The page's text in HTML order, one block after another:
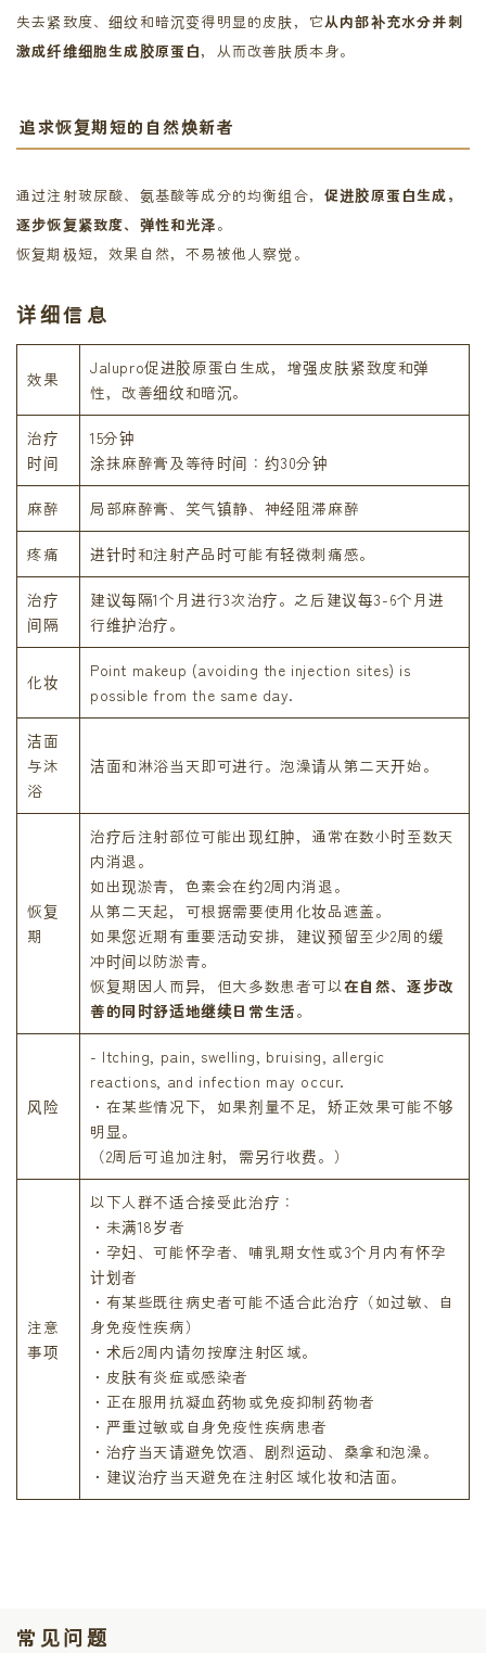
失去紧致度、细纹和暗沉变得明显的皮肤，它从内部补充水分并刺
激成纤维细胞生成胶原蛋白，从而改善肤质本身。
追求恢复期短的自然焕新者
通过注射玻尿酸、氨基酸等成分的均衡组合， 促进胶原蛋白生成，
逐步恢复紧致度、弹性和光泽。
恢复期极短，效果自然，不易被他人察觉。
详细信息
效果
Jalupro促进胶原蛋白生成，增强皮肤紧致度和弹
性，改善细纹和暗沉。
治疗
时间
15分钟
涂抹麻醉膏及等待时间：约30分钟
麻醉 局部麻醉膏、笑气镇静、神经阻滞麻醉
疼痛 进针时和注射产品时可能有轻微刺痛感。
治疗
间隔
建议每隔1个月进行3次治疗。之后建议每3-6个月进
行维护治疗。
化妆
Point makeup (avoiding the injection sites) is
possible from the same day.
洁面
与沐
浴
洁面和淋浴当天即可进行。泡澡请从第二天开始。
恢复
期
治疗后注射部位可能出现红肿，通常在数小时至数天
内消退。
如出现淤青，色素会在约2周内消退。
从第二天起，可根据需要使用化妆品遮盖。
如果您近期有重要活动安排，建议预留至少2周的缓
冲时间以防淤青。
恢复期因人而异，但大多数患者可以在自然、逐步改
善的同时舒适地继续日常生活。
风险
- Itching, pain, swelling, bruising, allergic
reactions, and infection may occur.
・在某些情况下，如果剂量不足，矫正效果可能不够
明显。
（2周后可追加注射，需另行收费。）
注意
事项
以下人群不适合接受此治疗：
・未满18岁者
・孕妇、可能怀孕者、哺乳期女性或3个月内有怀孕
计划者
・有某些既往病史者可能不适合此治疗（如过敏、自
身免疫性疾病）
・术后2周内请勿按摩注射区域。
・皮肤有炎症或感染者
・正在服用抗凝血药物或免疫抑制药物者
・严重过敏或自身免疫性疾病患者
・治疗当天请避免饮酒、剧烈运动、桑拿和泡澡。
・建议治疗当天避免在注射区域化妆和洁面。
常见问题